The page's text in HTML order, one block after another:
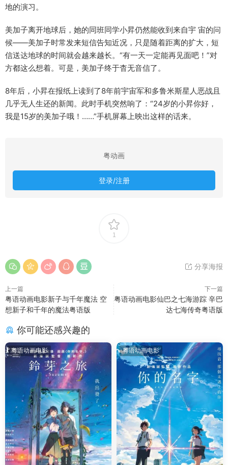
地的演习。
美加子离开地球后，她的同班同学小昇仍然能收到来自宇 宙的问
候——美加子时常发来短信告知近况，只是随着距离的扩大，短
信送达地球的时间就会越来越长。“有一天一定能再见面吧！”对
方都这么想着。可是，美加子终于杳无音信了。
8年后，小昇在报纸上读到了8年前宇宙军和多鲁米斯星人恶战且
几乎无人生还的新闻。此时手机突然响了：“24岁的小昇你好，
我是15岁的美加子哦！……”手机屏幕上映出这样的话来。
粤动画
登录/注册
1
分享海报
上一篇
粤语动画电影新子与千年魔法 空
想新子和千年的魔法粤语版
下一篇
粤语动画电影仙巴之七海游踪 辛巴
达七海传奇粤语版
你可能还感兴趣的
粤语动画电影 粤语动画电影